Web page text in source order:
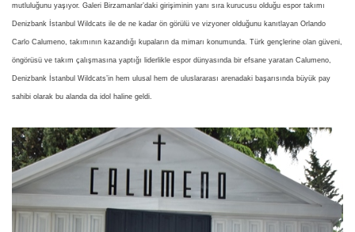
mutluluğunu yaşıyor. Galeri Birzamanlar’daki girişiminin yanı sıra kurucusu olduğu espor takımı
Denizbank İstanbul Wildcats ile de ne kadar ön görülü ve vizyoner olduğunu kanıtlayan Orlando
Carlo Calumeno, takımının kazandığı kupaların da mimarı konumunda. Türk gençlerine olan güveni,
öngörüsü ve takım çalışmasına yaptığı liderlikle espor dünyasında bir efsane yaratan Calumeno,
Denizbank İstanbul Wildcats’in hem ulusal hem de uluslararası arenadaki başarısında büyük pay
sahibi olarak bu alanda da idol haline geldi.